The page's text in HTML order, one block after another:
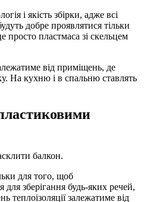
і якість збірки, адже всі
добре проявлятися тільки
просто пластмаса зі скельцем
від приміщень, де
На кухню і в спальню ставлять
балкон.
для того, щоб
зберігання будь-яких речей,
теплоізоляції залежатиме від